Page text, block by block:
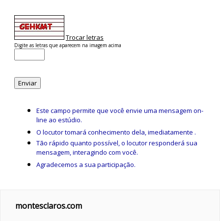
Trocar letras
Digite as letras que aparecem na imagem acima
Este campo permite que você envie uma mensagem on-
line ao estúdio.
O locutor tomará conhecimento dela, imediatamente .
Tão rápido quanto possível, o locutor responderá sua
mensagem, interagindo com você.
Agradecemos a sua participação.
montesclaros.com